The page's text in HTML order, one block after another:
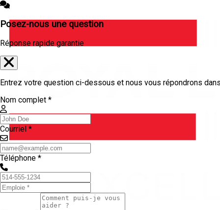
Posez-nous une question
Réponse rapide garantie
Entrez votre question ci-dessous et nous vous répondrons
Nom complet *
Courriel *
Téléphone *